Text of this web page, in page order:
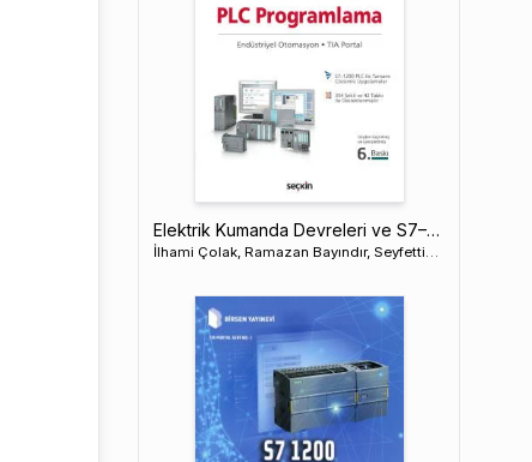
Elektrik Kumanda Devreleri ve S7–1200 ile PLC Programlama